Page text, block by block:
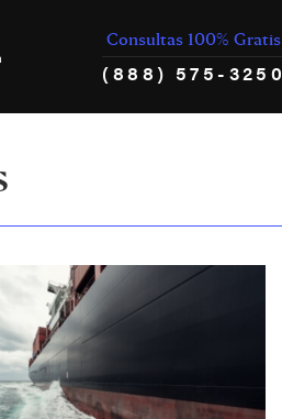
Consultas 100% Gratis
(888) 575-3250